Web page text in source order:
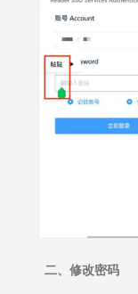
二、修改密码